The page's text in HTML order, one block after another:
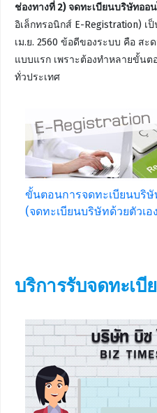
ช่องทางที่ 2) จดทะเบียนบริษัทออ
อิเล็กทรอนิกส์ E-Registration) เ
เม.ย. 2560 ข้อดีของระบบ คือ สะ
แบบแรก เพราะต้องทำหลายขั้น
ทั่วประเทศ
ขั้นตอนการจดทะเบียนบริ
(จดทะเบียนบริษัทด้วยตัวเอ
บริการรับจดทะเบี